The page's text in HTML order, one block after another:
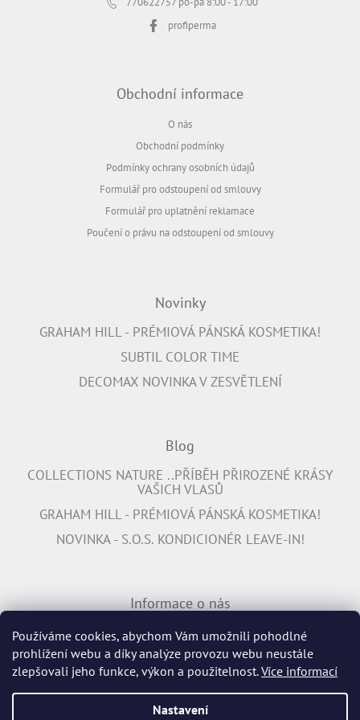
Používáme cookies, abychom Vám umožnili pohodlné
prohlížení webu a díky analýze provozu webu neustále
zlepšovali jeho funkce, výkon a použitelnost.Více informací
Nastavení
profiperma
Obchodní informace
O nás
Obchodní podmínky
Podmínky ochrany osobních údajů
Formulář pro odstoupení od smlouvy
Formulář pro uplatnění reklamace
Poučení o právu na odstoupení od smlouvy
Novinky
GRAHAM HILL - PRÉMIOVÁ PÁNSKÁ KOSMETIKA!
SUBTIL COLOR TIME
DECOMAX NOVINKA V ZESVĚTLENÍ
Blog
COLLECTIONS NATURE ..PŘÍBĚH PŘIROZENÉ KRÁSY
VAŠICH VLASŮ
GRAHAM HILL - PRÉMIOVÁ PÁNSKÁ KOSMETIKA!
NOVINKA - S.O.S. KONDICIONÉR LEAVE-IN!
Informace o nás
PŘIPOJTE SE K NÁM
INFORMACE K DOPRAVĚ ZDARMA
Vytvořil Shoptet